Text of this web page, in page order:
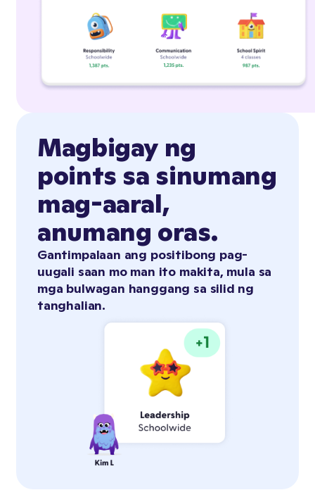
Magbigay ng
points sa sinumang
mag-aaral,
anumang oras.
Gantimpalaan ang positibong pag-
uugali saan mo man ito makita, mula sa
mga bulwagan hanggang sa silid ng
tanghalian.